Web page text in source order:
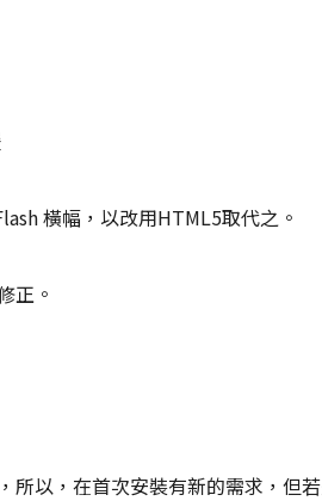
橫幅，以改用HTML5取代之。
正。
所以，在首次安裝有新的需求，但